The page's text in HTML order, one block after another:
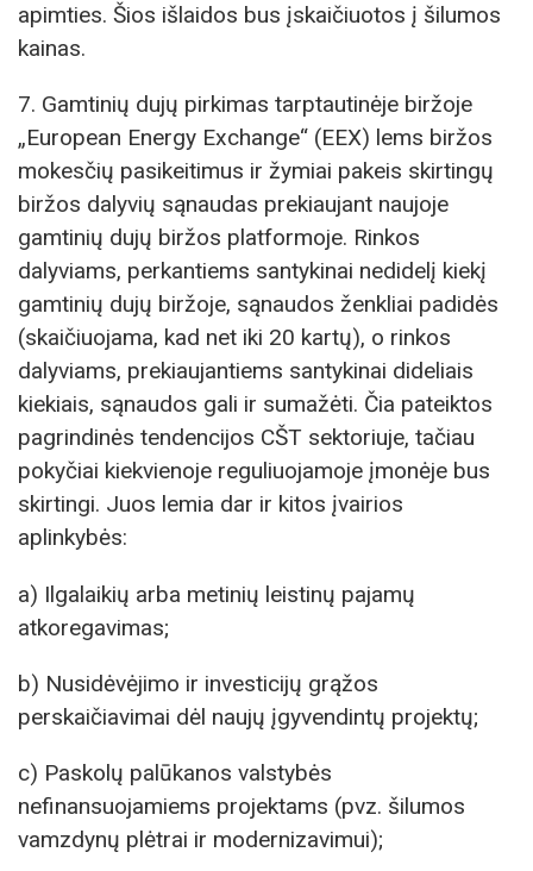
apimties. Šios išlaidos bus įskaičiuotos į šilumos
kainas.
7. Gamtinių dujų pirkimas tarptautinėje biržoje
„European Energy Exchange“ (EEX) lems biržos
mokesčių pasikeitimus ir žymiai pakeis skirtingų
biržos dalyvių sąnaudas prekiaujant naujoje
gamtinių dujų biržos platformoje. Rinkos
dalyviams, perkantiems santykinai nedidelį kiekį
gamtinių dujų biržoje, sąnaudos ženkliai padidės
(skaičiuojama, kad net iki 20 kartų), o rinkos
dalyviams, prekiaujantiems santykinai dideliais
kiekiais, sąnaudos gali ir sumažėti. Čia pateiktos
pagrindinės tendencijos CŠT sektoriuje, tačiau
pokyčiai kiekvienoje reguliuojamoje įmonėje bus
skirtingi. Juos lemia dar ir kitos įvairios
aplinkybės:
a) Ilgalaikių arba metinių leistinų pajamų
atkoregavimas;
b) Nusidėvėjimo ir investicijų grąžos
perskaičiavimai dėl naujų įgyvendintų projektų;
c) Paskolų palūkanos valstybės
nefinansuojamiems projektams (pvz. šilumos
vamzdynų plėtrai ir modernizavimui);